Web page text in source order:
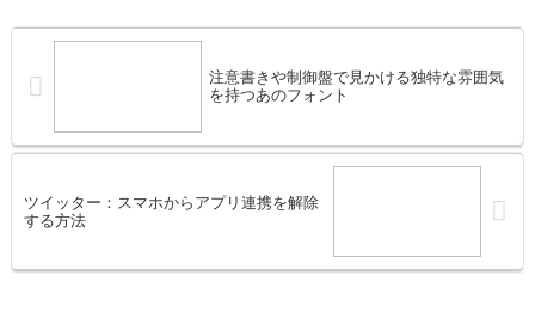
注意書きや制御盤で見かける独特な雰囲気
を持つあのフォント
ツイッター：スマホからアプリ連携を解除
する方法